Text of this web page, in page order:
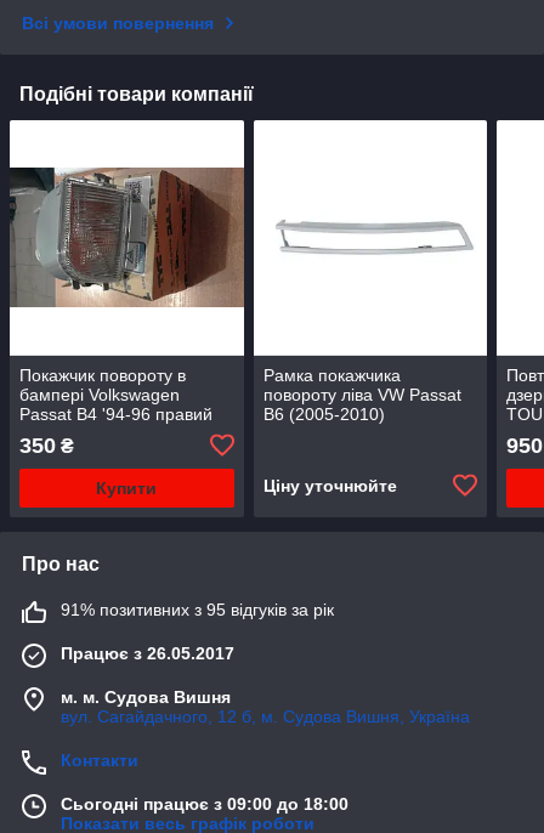
Всі умови повернення
Подібні товари компанії
Покажчик повороту в
бампері Volkswagen
Passat B4 '94-96 правий
350 ₴
Купити
Рамка покажчика
повороту ліва VW Passat
B6 (2005-2010)
Ціну уточнюйте
950
Про нас
91% позитивних з 95 відгуків за рік
Працює з 26.05.2017
м. м. Судова Вишня
вул. Сагайдачного, 12 б, м. Судова Вишня, Україна
Контакти
Сьогодні працює з 09:00 до 18:00
Показати весь графік роботи